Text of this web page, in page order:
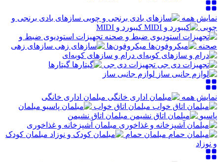
نمایش همه
سازهای بادی برنجی و
چوبی
کیبورد و MIDI
تجهیزات استودیوی ضبط و
صحنه
میکروفون‌ها
سازهای زهی
درام و سازهای کوبه‌ای
تجهیزات دی جی
گیتارها
لوازم جانبی ساز
نمایش همه
مبلمان اداری خانگی
مبلمان اتاق خواب
مبلمان
پاسیو
مبلمان اتاق نشیمن
مبلمان آشپزخانه و غذاخوری
مبلمان حمام
مبلمان کودک
و نوزاد